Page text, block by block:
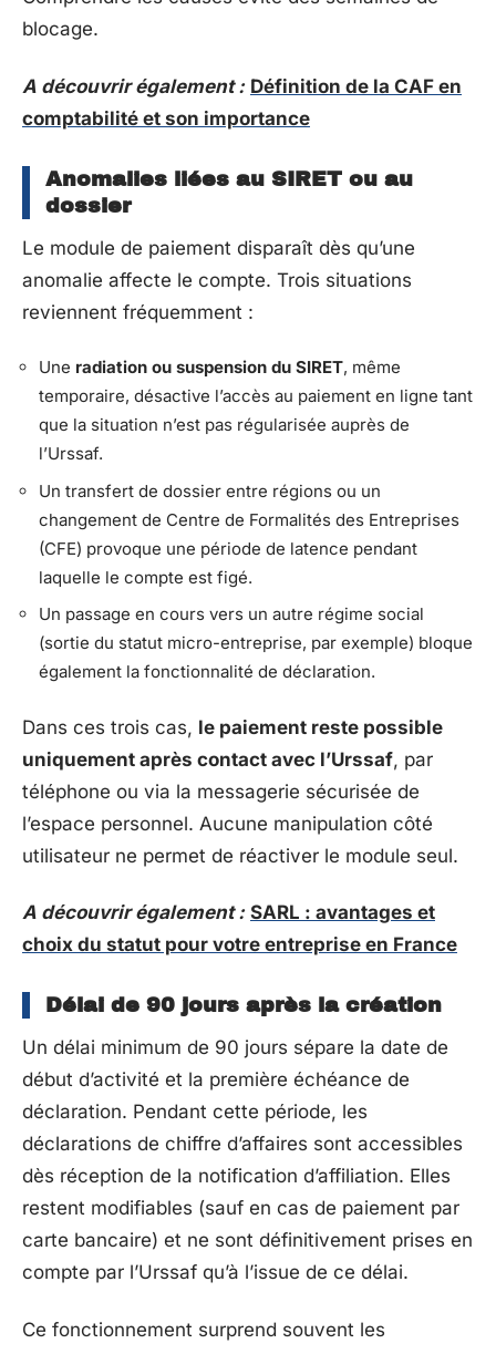
blocage.
A découvrir également : Définition de la CAF en
comptabilité et son importance
Anomalies liées au SIRET ou au
dossier
Le module de paiement disparaît dès qu’une
anomalie affecte le compte. Trois situations
reviennent fréquemment :
Une radiation ou suspension du SIRET, même
temporaire, désactive l’accès au paiement en ligne tant
que la situation n’est pas régularisée auprès de
l’Urssaf.
Un transfert de dossier entre régions ou un
changement de Centre de Formalités des Entreprises
(CFE) provoque une période de latence pendant
laquelle le compte est figé.
Un passage en cours vers un autre régime social
(sortie du statut micro-entreprise, par exemple) bloque
également la fonctionnalité de déclaration.
Dans ces trois cas, le paiement reste possible
uniquement après contact avec l’Urssaf, par
téléphone ou via la messagerie sécurisée de
l’espace personnel. Aucune manipulation côté
utilisateur ne permet de réactiver le module seul.
A découvrir également : SARL : avantages et
choix du statut pour votre entreprise en France
Délai de 90 jours après la création
Un délai minimum de 90 jours sépare la date de
début d’activité et la première échéance de
déclaration. Pendant cette période, les
déclarations de chiffre d’affaires sont accessibles
dès réception de la notification d’affiliation. Elles
restent modifiables (sauf en cas de paiement par
carte bancaire) et ne sont définitivement prises en
compte par l’Urssaf qu’à l’issue de ce délai.
Ce fonctionnement surprend souvent les